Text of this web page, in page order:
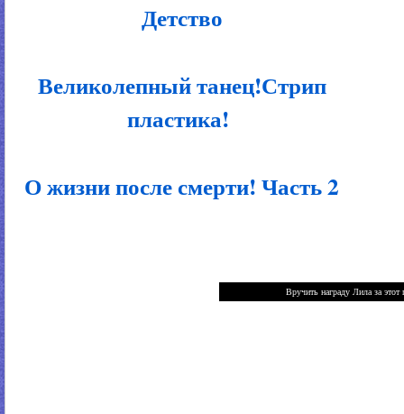
Детство
Великолепный танец!Стрип
пластика!
О жизни после смерти! Часть 2